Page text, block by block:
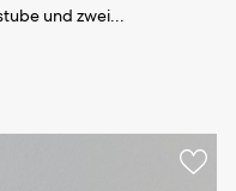
und zwei...